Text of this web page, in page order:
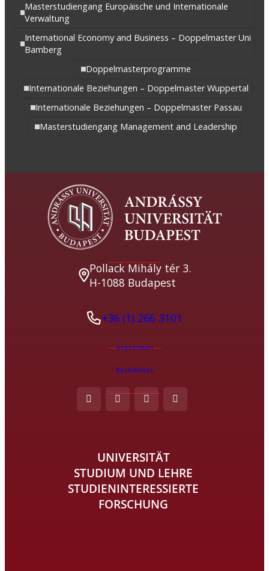
Masterstudiengang Europäische und Internationale
Verwaltung
International Economy and Business – Doppelmaster Uni
Bamberg
Doppelmasterprogramme
Internationale Beziehungen – Doppelmaster Wuppertal
Internationale Beziehungen – Doppelmaster Passau
Masterstudiengang Management and Leadership
Pollack Mihály tér 3.
H-1088 Budapest
+36 (1) 266 3101
Impressum
Rechtliches
UNIVERSITÄT
STUDIUM UND LEHRE
STUDIENINTERESSIERTE
FORSCHUNG